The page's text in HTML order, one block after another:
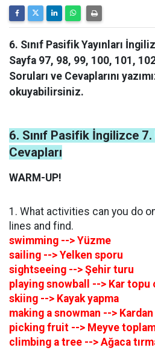
6. Sınıf Pasifik Yayınları
Sayfa 97, 98, 99, 100, 101,
Soruları ve Cevaplarını
okuyabilirsiniz.
6. Sınıf Pasifik İngilizce
Cevapları
WARM-UP!
1. What activities can you do
lines and find.
swimming --> Yüzme
sailing --> Yelken sporu
sightseeing --> Şehir turu
playing snowball --> Kar topu
skiing --> Kayak yapma
making a snowman -->
picking fruit --> Meyve
climbing a tree --> Ağaca